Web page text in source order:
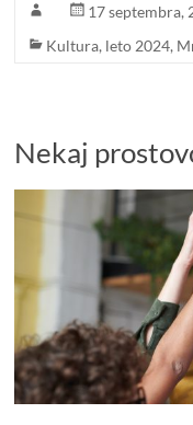
17 septembra,
Kultura, leto 2024,
Nekaj